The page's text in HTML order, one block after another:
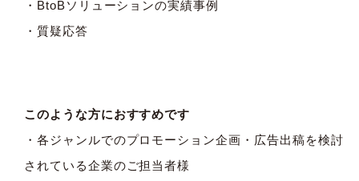
・BtoBソリューションの実績事例
・質疑応答
このような方におすすめです
・各ジャンルでのプロモーション企画・広告出稿を検討
されている企業のご担当者様